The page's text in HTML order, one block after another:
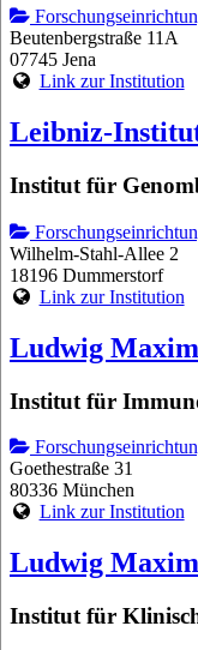
Beutenbergstraße 11A
07745 Jena
Link zur Institution
Leibniz-
Institut für
Wilhelm-Stahl-Allee 2
18196 Dummerstorf
Link zur Institution
Ludwig
Institut für
Goethestraße 31
80336 München
Link zur Institution
Ludwig
Institut für